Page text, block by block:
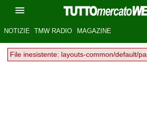
NOTIZIE TMW RADIO MAGAZINE
File inesistente: layouts-common/default/